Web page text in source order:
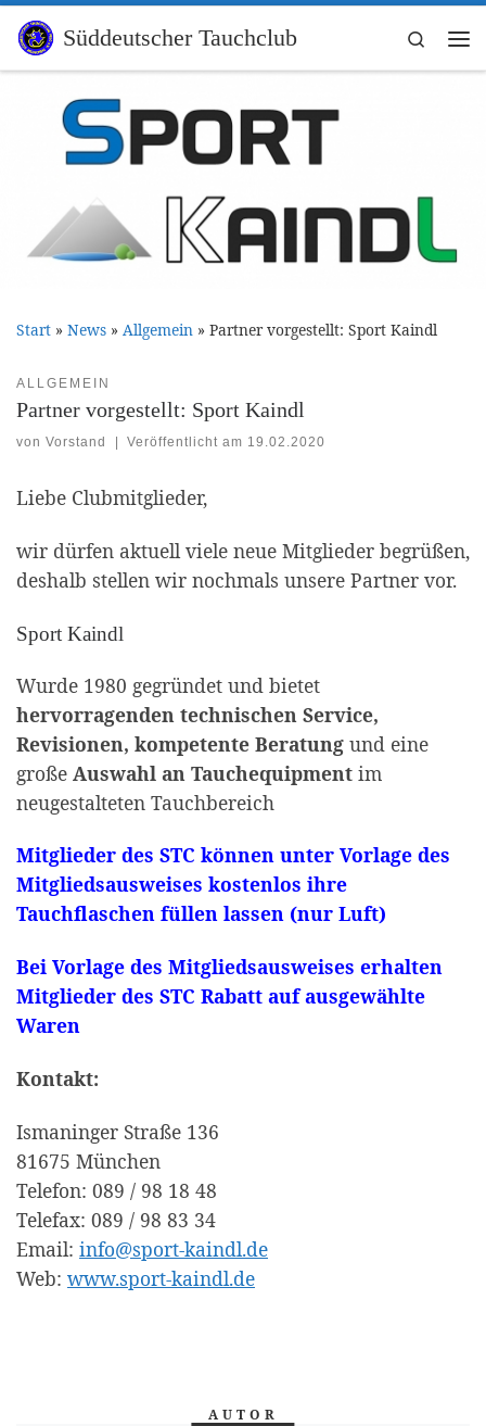
Zum Inhalt springen
Süddeutscher Tauchclub
Search
Start » News » Allgemein » Partner vorgestellt: Sport Kaindl
ALLGEMEIN
Partner vorgestellt: Sport Kaindl
von Vorstand Veröffentlicht am 19.02.2020
Liebe Clubmitglieder,
wir dürfen aktuell viele neue Mitglieder begrüßen,
deshalb stellen wir nochmals unsere Partner vor.
Sport Kaindl
Wurde 1980 gegründet und bietet
hervorragenden technischen Service,
Revisionen, kompetente Beratung und eine
große Auswahl an Tauchequipment im
neugestalteten Tauchbereich
Mitglieder des STC können unter Vorlage des
Mitgliedsausweises kostenlos ihre
Tauchflaschen füllen lassen (nur Luft)
Bei Vorlage des Mitgliedsausweises erhalten
Mitglieder des STC Rabatt auf ausgewählte
Waren
Kontakt:
Ismaninger Straße 136
81675 München
Telefon: 089 / 98 18 48
Telefax: 089 / 98 83 34
Email: info@sport-kaindl.de
Web: www.sport-kaindl.de
AUTOR